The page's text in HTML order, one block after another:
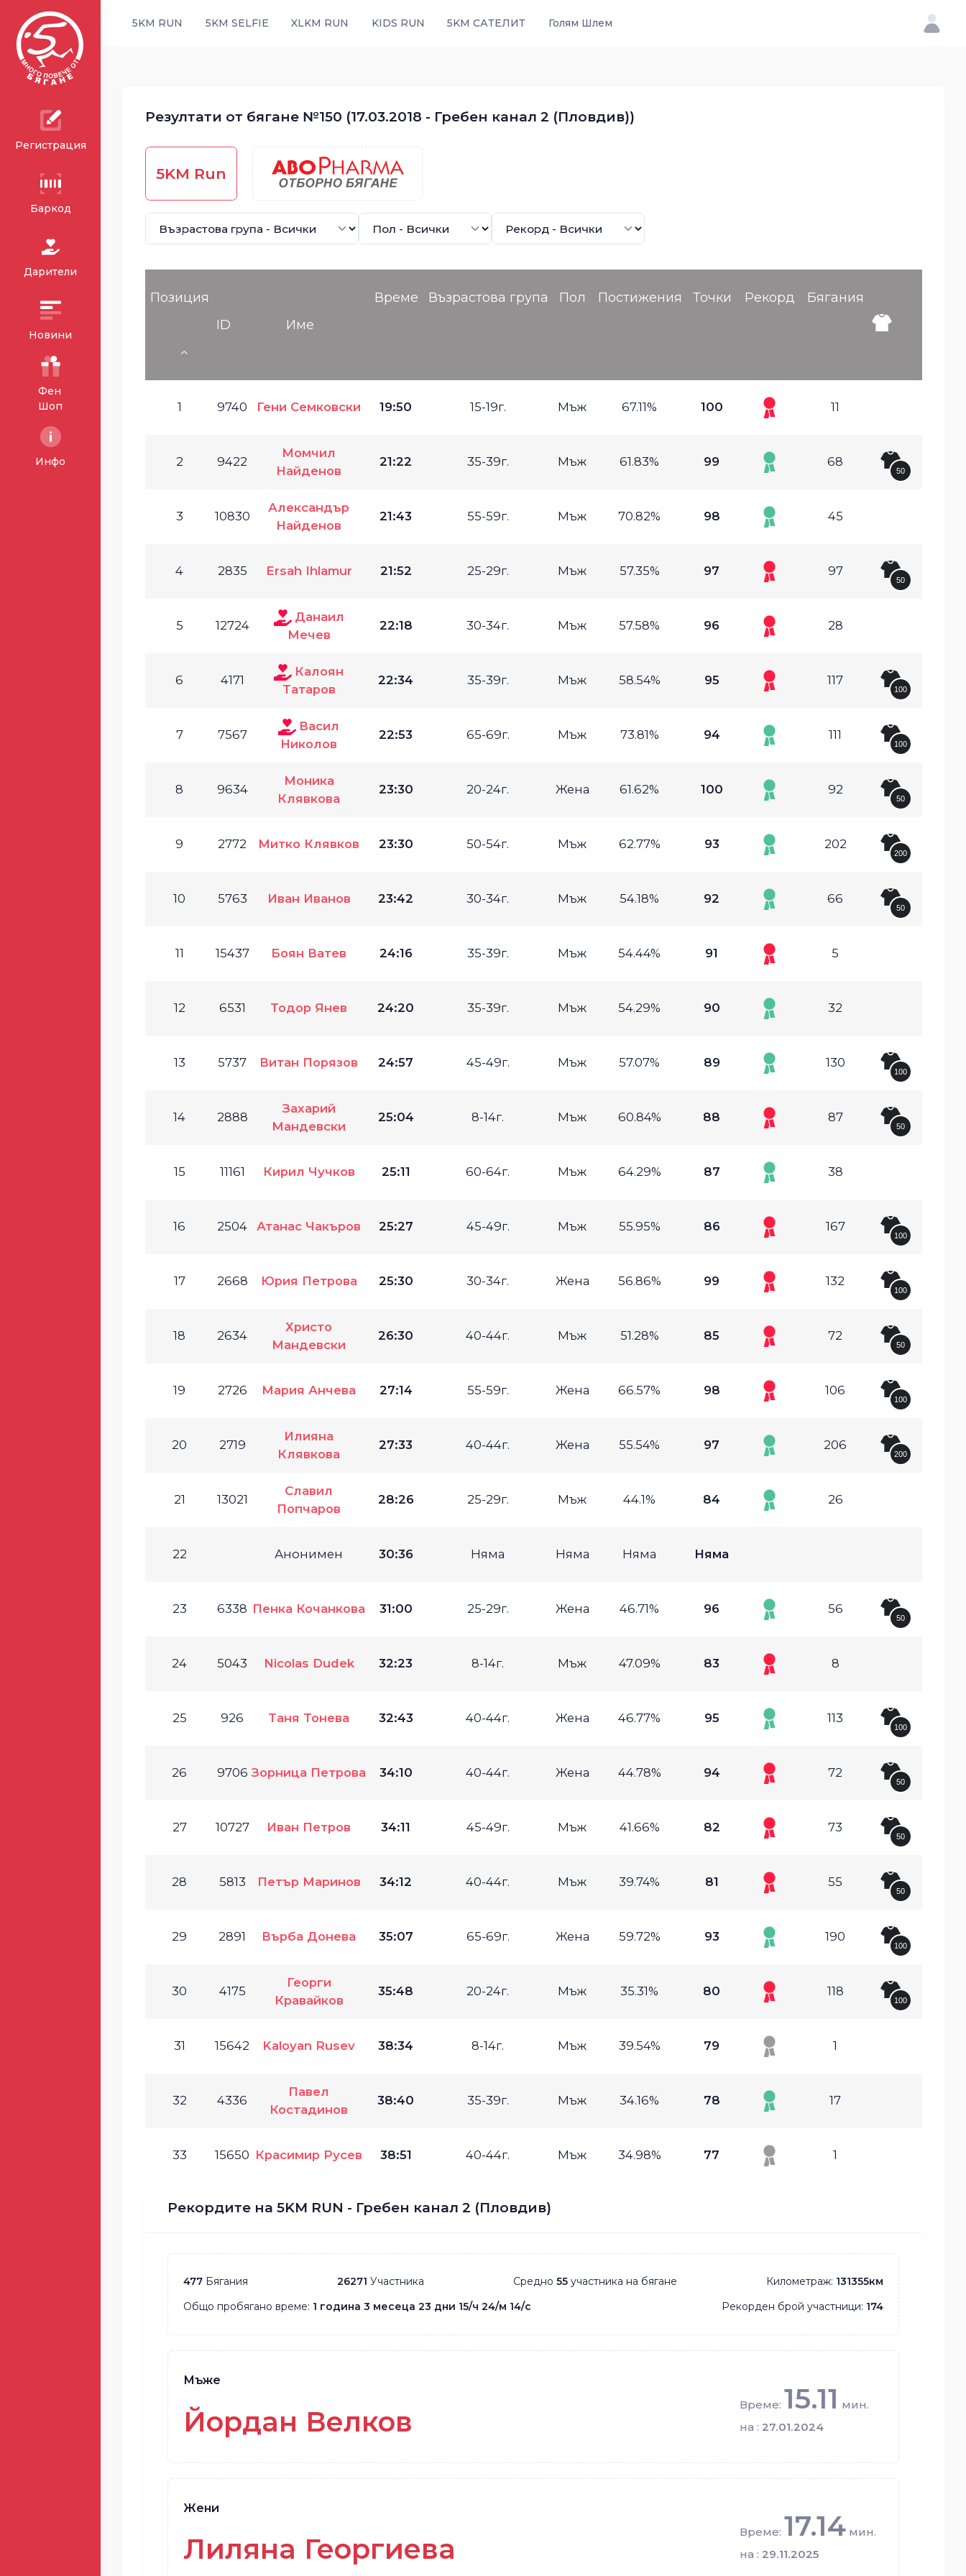
Регистрация
Баркод
Дарители
Новини
Фен
Шоп
Инфо
5KM RUN 5KM SELFIE XLKM RUN KIDS RUN 5KM САТЕЛИТ Голям Шлем
Резултати от бягане №150 (17.03.2018 - Гребен канал 2 (Пловдив))
5KM Run
Позиция
ID
Име
Време Възрастова група Пол Постижения Точки Рекорд Бягания
1 9740 Гени Семковски 19:50 15-19г. Мъж 67.11% 100 11
2 9422
Момчил
Найденов
21:22 35-39г. Мъж 61.83% 99 68
50
3 10830
Александър
Найденов
21:43 55-59г. Мъж 70.82% 98 45
4 2835 Ersah Ihlamur 21:52 25-29г. Мъж 57.35% 97 97
50
5 12724
Данаил
Мечев
22:18 30-34г. Мъж 57.58% 96 28
6 4171
Калоян
Татаров
22:34 35-39г. Мъж 58.54% 95 117
100
7 7567
Васил
Николов
22:53 65-69г. Мъж 73.81% 94 111
100
8 9634
Моника
Клявкова
23:30 20-24г. Жена 61.62% 100 92
50
9 2772 Митко Клявков 23:30 50-54г. Мъж 62.77% 93 202
200
10 5763 Иван Иванов 23:42 30-34г. Мъж 54.18% 92 66
50
11 15437 Боян Ватев 24:16 35-39г. Мъж 54.44% 91 5
12 6531 Тодор Янев 24:20 35-39г. Мъж 54.29% 90 32
13 5737 Витан Порязов 24:57 45-49г. Мъж 57.07% 89 130
100
14 2888
Захарий
Мандевски
25:04 8-14г. Мъж 60.84% 88 87
50
15 11161 Кирил Чучков 25:11 60-64г. Мъж 64.29% 87 38
16 2504 Атанас Чакъров 25:27 45-49г. Мъж 55.95% 86 167
100
17 2668 Юрия Петрова 25:30 30-34г. Жена 56.86% 99 132
100
18 2634
Христо
Мандевски
26:30 40-44г. Мъж 51.28% 85 72
50
19 2726 Мария Анчева 27:14 55-59г. Жена 66.57% 98 106
100
20 2719
Илияна
Клявкова
27:33 40-44г. Жена 55.54% 97 206
200
21 13021
Славил
Попчаров
28:26 25-29г. Мъж 44.1% 84 26
22 Анонимен 30:36 Няма Няма Няма Няма
23 6338 Пенка Кочанкова 31:00 25-29г. Жена 46.71% 96 56
50
24 5043 Nicolas Dudek 32:23 8-14г. Мъж 47.09% 83 8
25 926 Таня Тонева 32:43 40-44г. Жена 46.77% 95 113
100
26 9706 Зорница Петрова 34:10 40-44г. Жена 44.78% 94 72
50
27 10727 Иван Петров 34:11 45-49г. Мъж 41.66% 82 73
50
28 5813 Петър Маринов 34:12 40-44г. Мъж 39.74% 81 55
50
29 2891 Върба Донева 35:07 65-69г. Жена 59.72% 93 190
100
30 4175
Георги
Кравайков
35:48 20-24г. Мъж 35.31% 80 118
100
31 15642 Kaloyan Rusev 38:34 8-14г. Мъж 39.54% 79 1
32 4336
Павел
Костадинов
38:40 35-39г. Мъж 34.16% 78 17
33 15650 Красимир Русев 38:51 40-44г. Мъж 34.98% 77 1
Рекордите на 5KM RUN - Гребен канал 2 (Пловдив)
477 Бягания 26271 Участника Средно 55 участника на бягане Километраж: 131355км
Общо пробягано време: 1 година 3 месеца 23 дни 15/ч 24/м 14/с Рекорден брой участници: 174
Мъже
Йордан Велков
Време: 15.11 мин.
на : 27.01.2024
Жени
Лиляна Георгиева
Време: 17.14 мин.
на : 29.11.2025